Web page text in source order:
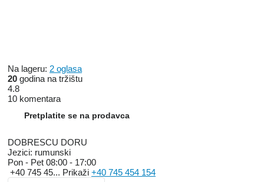
Na lageru: 2 oglasa
20 godina na tržištu
4.8
10 komentara
Pretplatite se na prodavca
DOBRESCU DORU
Jezici: rumunski
Pon - Pet 08:00 - 17:00
+40 745 45... Prikaži +40 745 454 154